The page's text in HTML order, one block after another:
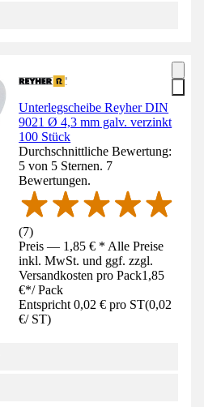
Unterlegscheibe Reyher DIN
9021 Ø 4,3 mm galv. verzinkt
100 Stück
Durchschnittliche Bewertung:
5 von 5 Sternen. 7
Bewertungen.
(7)
Preis — 1,85 € * Alle Preise
inkl. MwSt. und ggf. zzgl.
Versandkosten pro Pack1,85
€*/ Pack
Entspricht 0,02 € pro ST(0,02
€/ ST)